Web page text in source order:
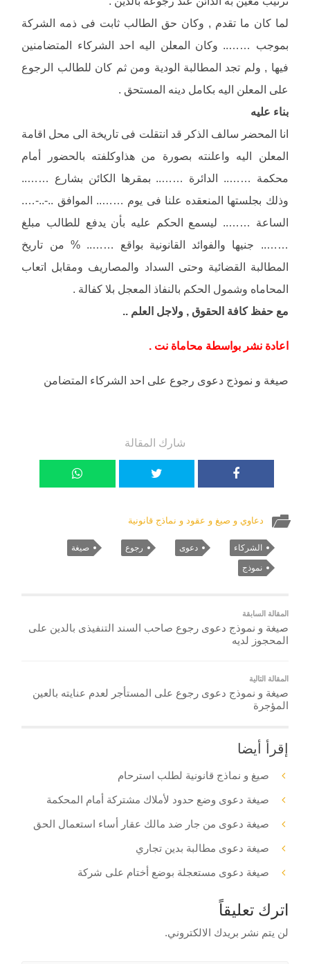
لما كان ما تقدم , وكان حق الطالب ثابت فى ذمه الشركة
بموجب …….. وكان المعلن اليه احد الشركاء المتضامنين
فيها , ولم تجد المطالبة الودية ومن ثم كان للطالب الرجوع
على المعلن اليه بكامل دينه المستحق .
بناء عليه
انا المحضر سالف الذكر قد انتقلت فى تاريخة الى محل اقامة
المعلن اليه واعلنته بصورة من هذاوكلفته بالحضور أمام
محكمة …….. الدائرة …….. بمقرها الكائن بشارع ……..
وذلك بجلستها المنعقده علنا فى يوم …….. الموافق ..-..-….
الساعة …….. ليسمع الحكم عليه بأن يدفع للطالب مبلغ
…….. جنيها والفوائد القانونية بواقع …….. % من تاريخ
المطالبة القضائية وحتى السداد والمصاريف ومقابل اتعاب
المحاماه وشمول الحكم بالنفاذ المعجل بلا كفالة .
مع حفظ كافة الحقوق , ولاجل العلم ..
اعادة نشر بواسطة محاماة نت .
صيغة و نموذج دعوى رجوع على احد الشركاء المتضامن
شارك المقالة
دعاوي و صيغ و عقود و نماذج قانونية
الشركاء دعوى رجوع صيغة
نموذج
المقالة السابقة
صيغة و نموذج دعوى رجوع صاحب السند التنفيذى بالدين على
المحجوز لديه
المقالة التالية
صيغة و نموذج دعوى رجوع على المستأجر لعدم عنايته بالعين
المؤجرة
إقرأ أيضا
صيغ و نماذج قانونية لطلب استرحام
صيغة دعوى وضع حدود لأملاك مشتركة أمام المحكمة
صيغة دعوى من جار ضد مالك عقار أساء استعمال الحق
صيغة دعوى مطالبة بدين تجاري
صيغة دعوى مستعجلة بوضع أختام على شركة
اترك تعليقاً
لن يتم نشر بريدك الالكتروني.